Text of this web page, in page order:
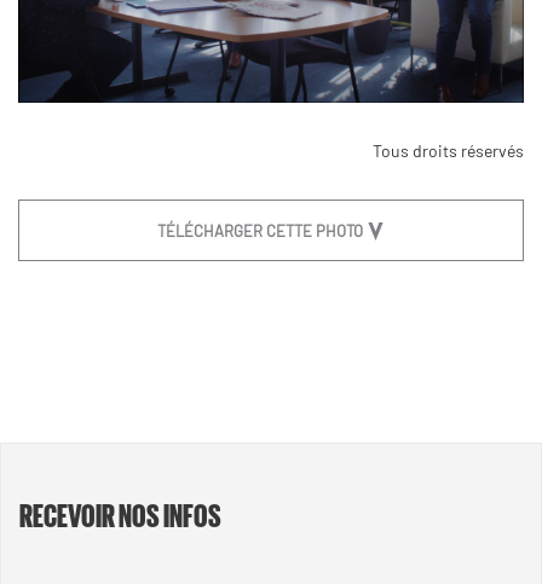
Tous droits réservés
TÉLÉCHARGER CETTE PHOTO
RECEVOIR NOS INFOS